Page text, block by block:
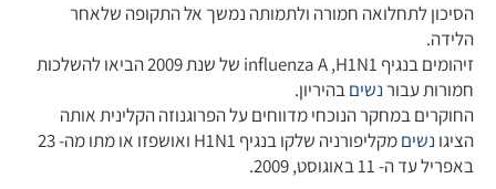
הסיכון לתחלואה חמורה ולתמותה נמשך אל התקופה שלאחר
הלידה.
זיהומים בנגיף influenza A ,H1N1 של שנת 2009 הביאו להשלכות
חמורות עבורנשיםבהיריון.
החוקרים במחקר הנוכחי מדווחים על הפרוגנוזה הקלינית אותה
הציגו נשים
מקליפורניה שלקו בנגיף H1N1 ואושפזו או מתו מה- 23
באפריל עד ה- 11 באוגוסט, 2009.